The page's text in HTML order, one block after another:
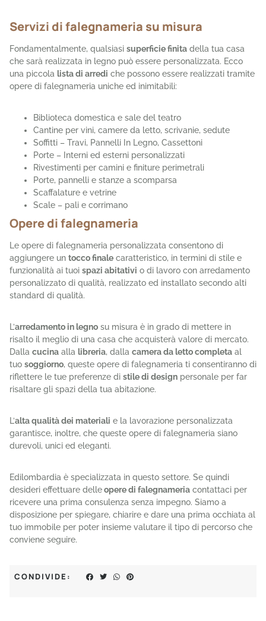
Servizi di falegnameria su misura
Fondamentalmente, qualsiasi superficie finita della tua casa
che sarà realizzata in legno può essere personalizzata. Ecco
una piccola lista di arredi che possono essere realizzati tramite
opere di falegnameria uniche ed inimitabili:
Biblioteca domestica e sale del teatro
Cantine per vini, camere da letto, scrivanie, sedute
Soffitti – Travi, Pannelli In Legno, Cassettoni
Porte – Interni ed esterni personalizzati
Rivestimenti per camini e finiture perimetrali
Porte, pannelli e stanze a scomparsa
Scaffalature e vetrine
Scale – pali e corrimano
Opere di falegnameria
Le opere di falegnameria personalizzata consentono di
aggiungere un tocco finale caratteristico, in termini di stile e
funzionalità ai tuoi spazi abitativi o di lavoro con arredamento
personalizzato di qualità, realizzato ed installato secondo alti
standard di qualità.
L’arredamento in legno su misura è in grado di mettere in
risalto il meglio di una casa che acquisterà valore di mercato.
Dalla cucina alla libreria, dalla camera da letto completa al
tuo soggiorno, queste opere di falegnameria ti consentiranno di
riflettere le tue preferenze di stile di design personale per far
risaltare gli spazi della tua abitazione.
L’alta qualità dei materiali e la lavorazione personalizzata
garantisce, inoltre, che queste opere di falegnameria siano
durevoli, unici ed eleganti.
Edilombardia è specializzata in questo settore. Se quindi
desideri effettuare delleopere di falegnameria contattaci per
ricevere una prima consulenza senza impegno. Siamo a
disposizione per spiegare, chiarire e dare una prima occhiata al
tuo immobile per poter insieme valutare il tipo di percorso che
conviene seguire.
CONDIVIDE: